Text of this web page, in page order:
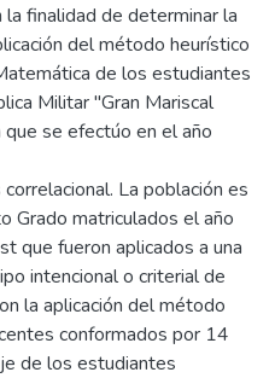
la finalidad de determinar la
del método heurístico
de los estudiantes
Militar "Gran Mariscal
se efectúo en el año
La población es
matriculados el año
que fueron aplicados a una
intencional o criterial de
la aplicación del método
conformados por 14
de los estudiantes